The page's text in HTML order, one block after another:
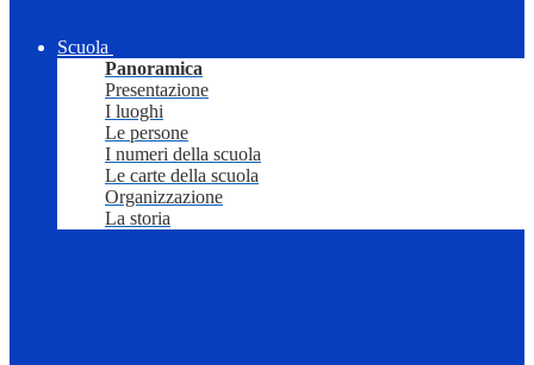
Scuola
Panoramica
Presentazione
I luoghi
Le persone
I numeri della scuola
Le carte della scuola
Organizzazione
La storia